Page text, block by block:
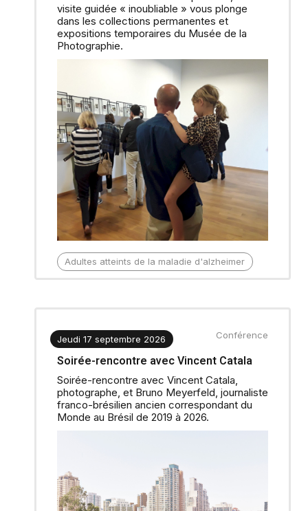
visite guidée « inoubliable » vous plonge
dans les collections permanentes et
expositions temporaires du Musée de la
Photographie.
Adultes atteints de la maladie d'alzheimer
Jeudi 17 septembre 2026
Soirée-rencontre avec Vincent Catala
Soirée-rencontre avec Vincent Catala,
photographe, et Bruno Meyerfeld, journaliste
franco-brésilien ancien correspondant du
Monde au Brésil de 2019 à 2026.
Conférence